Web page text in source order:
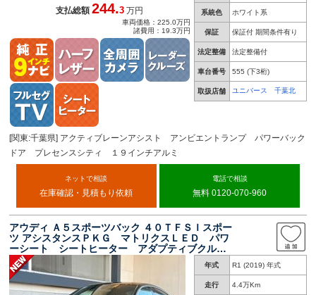
系統色 ホワイト系
保証 保証付 期間条件有り
法定整備 法定整備付
車台番号 555 (下3桁)
取扱店舗 ユニバース 千葉北
支払総額244.3 万円
車両価格：225.0万円
諸費用：19.3万円
[関東:千葉県] アクティブレーンアシスト アンビエントランプ パワーバック
ドア プレセンスシティ １９インチアルミ
ネットで相談
在庫確認・見積もり依頼
電話で相談
無料 0120-070-960
アウディ Ａ５スポーツバック ４０ＴＦＳＩスポー
ツ アシスタンスＰＫＧ マトリクスＬＥＤ パワ
ーシート シートヒーター アダプティブクルコ
ン 禁煙車 アドバンスドキー フルセグ 純正
ナビ Ｂｌｕｅｔｏｏｔｈ 全周囲カメラ ＥＴ
Ｃ
年式 R1 (2019) 年式
走行 4.4万Km